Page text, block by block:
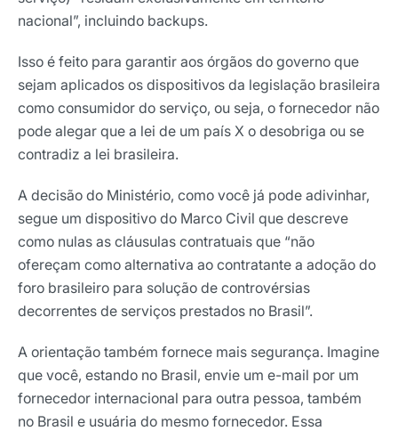
nacional”, incluindo backups.
Isso é feito para garantir aos órgãos do governo que
sejam aplicados os dispositivos da legislação brasileira
como consumidor do serviço, ou seja, o fornecedor não
pode alegar que a lei de um país X o desobriga ou se
contradiz a lei brasileira.
A decisão do Ministério, como você já pode adivinhar,
segue um dispositivo do Marco Civil que descreve
como nulas as cláusulas contratuais que “não
ofereçam como alternativa ao contratante a adoção do
foro brasileiro para solução de controvérsias
decorrentes de serviços prestados no Brasil”.
A orientação também fornece mais segurança. Imagine
que você, estando no Brasil, envie um e-mail por um
fornecedor internacional para outra pessoa, também
no Brasil e usuária do mesmo fornecedor. Essa